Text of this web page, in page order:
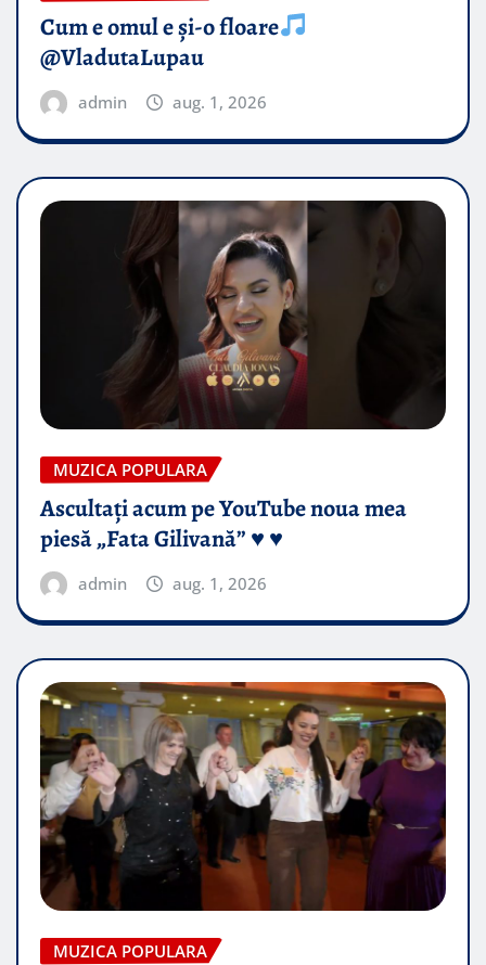
Cum e omul e și-o floare
@VladutaLupau
admin aug. 1, 2026
MUZICA POPULARA
Ascultați acum pe YouTube noua mea
piesă „Fata Gilivană” ♥️ ♥️
admin aug. 1, 2026
MUZICA POPULARA